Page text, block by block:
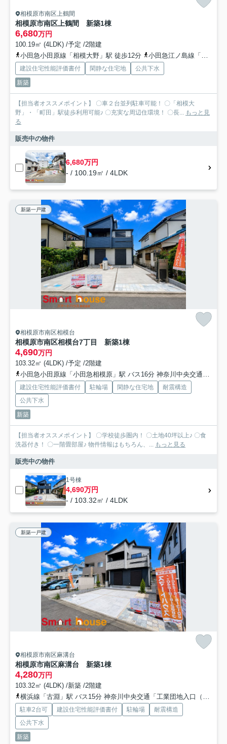
相模原市南区上鶴間
相模原市南区上鶴間 新築1棟
6,680万円
100.19㎡ (4LDK) /予定 /2階建
小田急小田原線「相模大野」駅 徒歩12分
小田急江ノ島線「東林間」駅 徒歩11分
建設住宅性能評価書付 閑静な住宅地
公共下水
新築
【担当者オススメポイント】 〇車２台並列駐車可能！ 〇「相模大
野」・「町田」駅徒歩利用可能♪ 〇充実な周辺住環境！ 〇長... もっと見
る
販売中の物件
6,680万円
- / 100.19㎡ / 4LDK
新築一戸建
相模原市南区相模台
相模原市南区相模台7丁目 新築1棟
4,690万円
103.32㎡ (4LDK) /予定 /2階建
小田急小田原線「小田急相模原」駅 バス16分 神奈川中央交通「水道路（相模原市南区）」 停歩9分
建設住宅性能評価書付 駐輪場 閑静な住宅地
耐震構造
公共下水
新築
【担当者オススメポイント】 〇学校徒歩圏内！ 〇土地40坪以上♪ 〇食
洗器付き！ 〇一階畳部屋♪ 物件情報はもちろん、...
もっと見る
販売中の物件
1号棟
4,690万円
- / 103.32㎡ / 4LDK
新築一戸建
相模原市南区麻溝台
相模原市南区麻溝台 新築1棟
4,280万円
103.32㎡ (4LDK) /新築 /2階建
横浜線「古淵」駅 バス15分 神奈川中央交通「工業団地入口（相模原市）」 停歩2分
駐車2台可 建設住宅性能評価書付 駐輪場
耐震構造
公共下水
新築